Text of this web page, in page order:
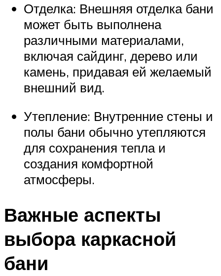
Отделка: Внешняя отделка бани
может быть выполнена
различными материалами,
включая сайдинг, дерево или
камень, придавая ей желаемый
внешний вид.
Утепление: Внутренние стены и
полы бани обычно утепляются
для сохранения тепла и
создания комфортной
атмосферы.
Важные аспекты
выбора каркасной
бани